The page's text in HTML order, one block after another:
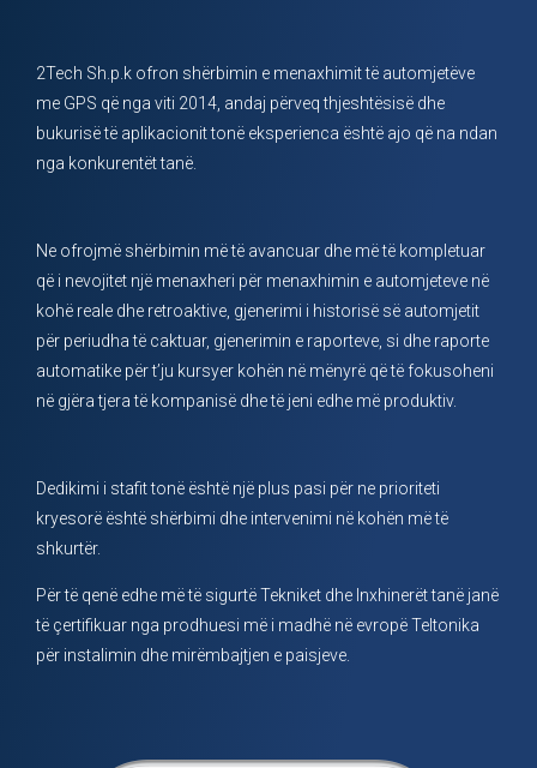
2Tech Sh.p.k ofron shërbimin e menaxhimit të automjetëve
me GPS që nga viti 2014, andaj përveq thjeshtësisë dhe
bukurisë të aplikacionit tonë eksperienca është ajo që na ndan
nga konkurentët tanë.
Ne ofrojmë shërbimin më të avancuar dhe më të kompletuar
që i nevojitet një menaxheri për menaxhimin e automjeteve në
kohë reale dhe retroaktive, gjenerimi i historisë së automjetit
për periudha të caktuar, gjenerimin e raporteve, si dhe raporte
automatike për t’ju kursyer kohën në mënyrë që të fokusoheni
në gjëra tjera të kompanisë dhe të jeni edhe më produktiv.
Dedikimi i stafit tonë është një plus pasi për ne prioriteti
kryesorë është shërbimi dhe intervenimi në kohën më të
shkurtër.
Për të qenë edhe më të sigurtë Tekniket dhe Inxhinerët tanë janë
të çertifikuar nga prodhuesi më i madhë në evropë Teltonika
për instalimin dhe mirëmbajtjen e paisjeve.